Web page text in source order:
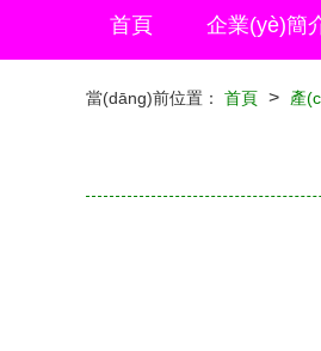
首頁 企業(yè)簡
當(dāng)前位置： 首頁 > 產